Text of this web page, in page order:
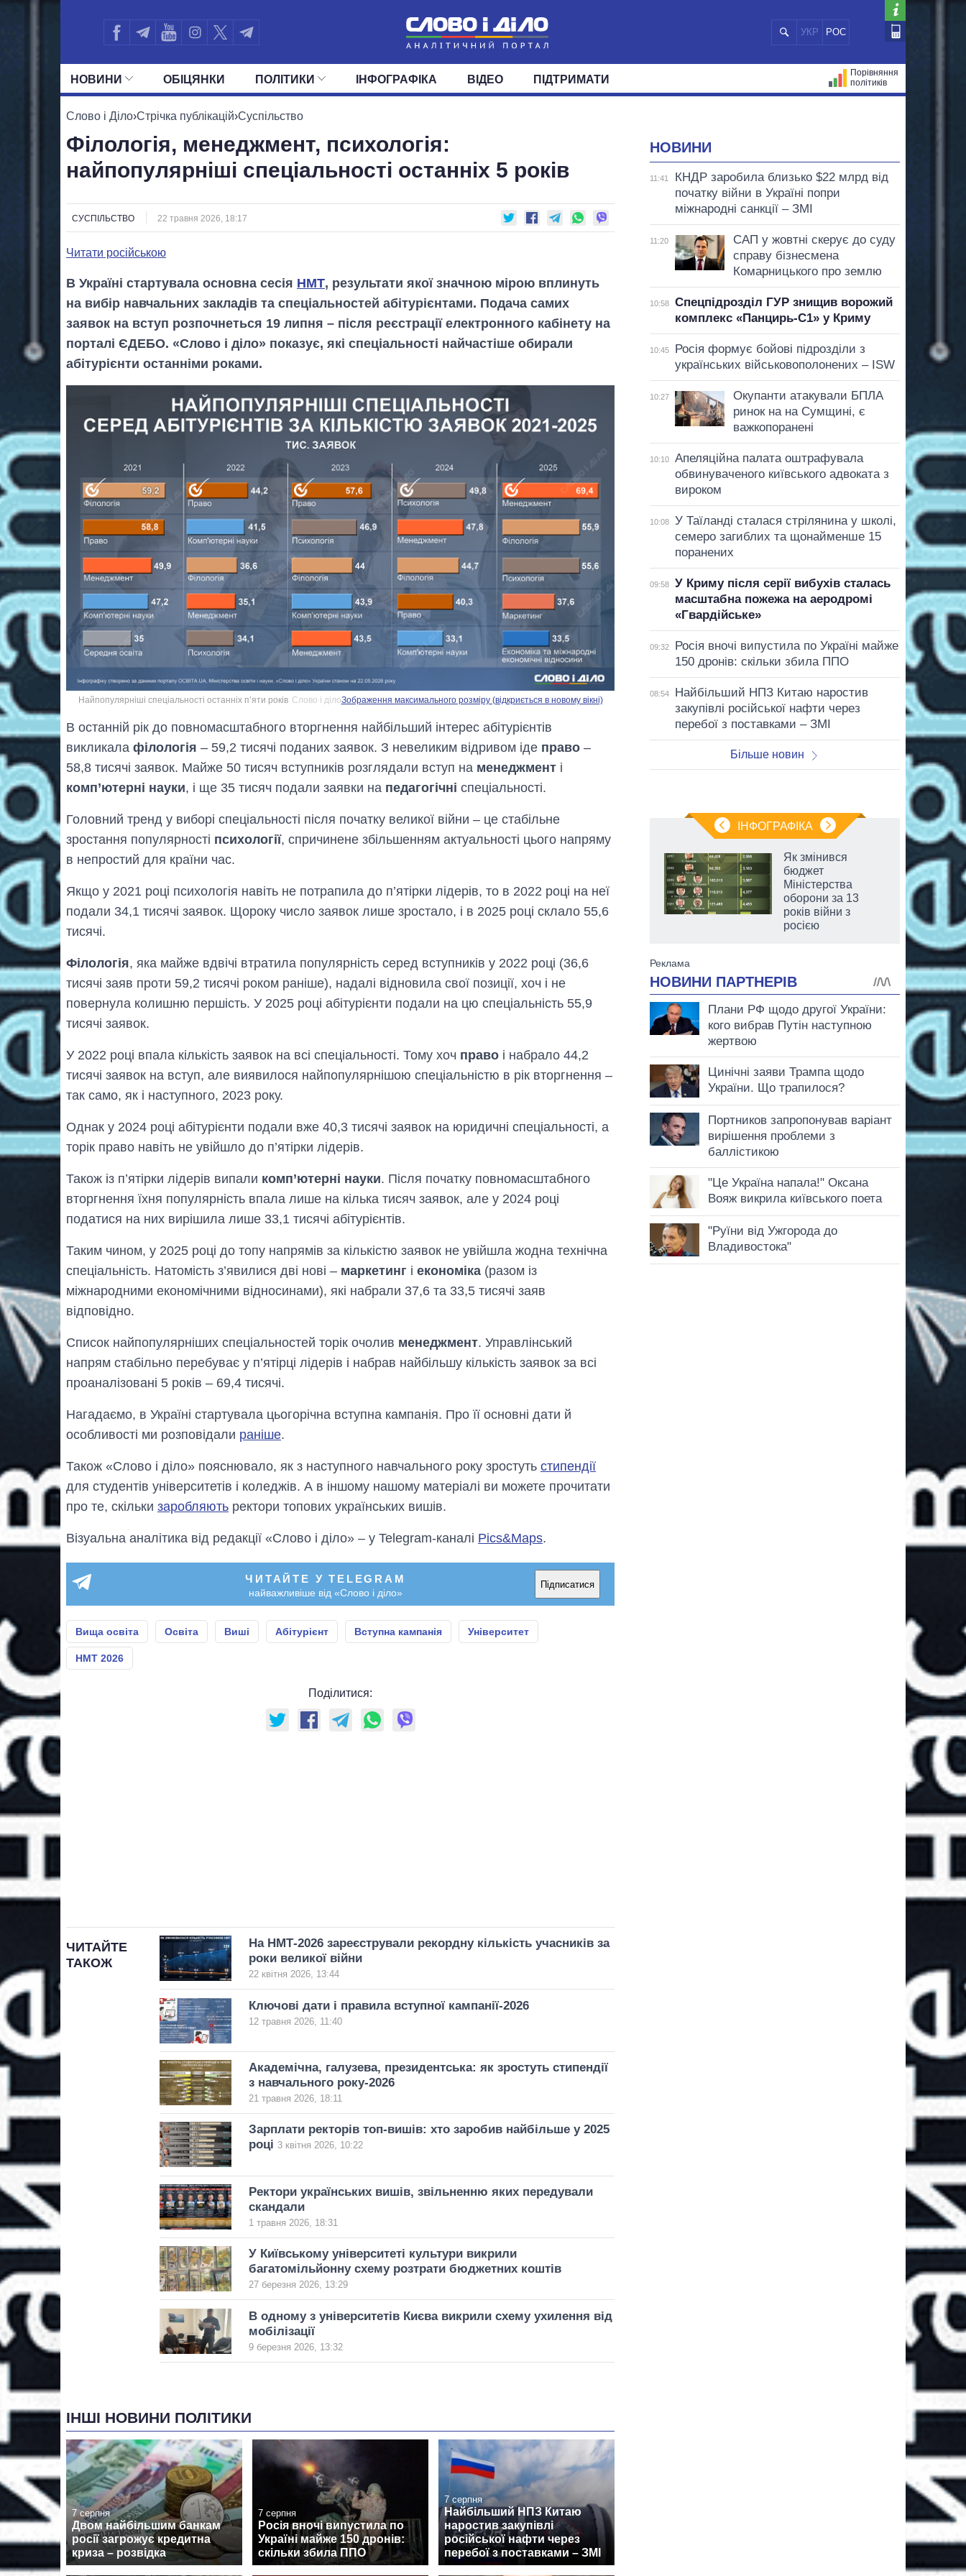
УКР РОС
НОВИНИ
ПОЛІТИКА ЕКОНОМІКА
ОБIЦЯНКИ ПОЛIТИКИ
УСІ ПОЛІТИКИ ПРЕЗИДЕНТ І ОФІС
ДЕПУТАТИ КОМІТЕТИ
ІНФОГРАФІКА ВІДЕО ПІДТРИМАТИ
Порівняння
політиків
Слово і Діло›Стрічка публікацій›Суспільство
Філологія, менеджмент, психологія:
найпопулярніші спеціальності останніх 5 років
СУСПІЛЬСТВО 22 травня 2026, 18:17
Читати російською
В Україні стартувала основна сесія НМТ, результати якої значною мірою вплинуть
на вибір навчальних закладів та спеціальностей абітурієнтами. Подача самих
заявок на вступ розпочнеться 19 липня – після реєстрації електронного кабінету на
порталі ЄДЕБО. «Слово і діло» показує, які спеціальності найчастіше обирали
абітурієнти останніми роками.
Найпопулярніші спеціальності останніх п’яти років Слово і ділоЗображення максимального розміру (відкриється в новому вікні)
В останній рік до повномасштабного вторгнення найбільший інтерес абітурієнтів
викликала філологія – 59,2 тисячі поданих заявок. З невеликим відривом іде право –
58,8 тисячі заявок. Майже 50 тисяч вступників розглядали вступ на менеджмент і
комп’ютерні науки, і ще 35 тисяч подали заявки на педагогічні спеціальності.
Головний тренд у виборі спеціальності після початку великої війни – це стабільне
зростання популярності психології, спричинене збільшенням актуальності цього напряму
в непростий для країни час.
Якщо у 2021 році психологія навіть не потрапила до п’ятірки лідерів, то в 2022 році на неї
подали 34,1 тисячі заявок. Щороку число заявок лише зростало, і в 2025 році склало 55,6
тисячі.
Філологія, яка майже вдвічі втратила популярність серед вступників у 2022 році (36,6
тисячі заяв проти 59,2 тисячі роком раніше), надалі відновила свої позиції, хоч і не
повернула колишню першість. У 2025 році абітурієнти подали на цю спеціальність 55,9
тисячі заявок.
У 2022 році впала кількість заявок на всі спеціальності. Тому хоч право і набрало 44,2
тисячі заявок на вступ, але виявилося найпопулярнішою спеціальністю в рік вторгнення –
так само, як і наступного, 2023 року.
Однак у 2024 році абітурієнти подали вже 40,3 тисячі заявок на юридичні спеціальності, а
торік право навіть не увійшло до п’ятірки лідерів.
Також із п’ятірки лідерів випали комп’ютерні науки. Після початку повномасштабного
вторгнення їхня популярність впала лише на кілька тисяч заявок, але у 2024 році
податися на них вирішила лише 33,1 тисячі абітурієнтів.
Таким чином, у 2025 році до топу напрямів за кількістю заявок не увійшла жодна технічна
спеціальність. Натомість з’явилися дві нові – маркетинг і економіка (разом із
міжнародними економічними відносинами), які набрали 37,6 та 33,5 тисячі заяв
відповідно.
Список найпопулярніших спеціальностей торік очолив менеджмент. Управлінський
напрям стабільно перебуває у п’ятірці лідерів і набрав найбільшу кількість заявок за всі
проаналізовані 5 років – 69,4 тисячі.
Нагадаємо, в Україні стартувала цьогорічна вступна кампанія. Про її основні дати й
особливості ми розповідали раніше.
Також «Слово і діло» пояснювало, як з наступного навчального року зростуть стипендії
для студентів університетів і коледжів. А в іншому нашому матеріалі ви можете прочитати
про те, скільки заробляють ректори топових українських вишів.
Візуальна аналітика від редакції «Слово і діло» – у Telegram-каналі Pics&Maps.
ЧИТАЙТЕ У TELEGRAM
найважливіше від «Слово і діло»
Підписатися
Вища освіта Освіта Виші Абітурієнт Вступна кампанія Університет
НМТ 2026
Поділитися:
ЧИТАЙТЕ
ТАКОЖ
На НМТ-2026 зареєстрували рекордну кількість учасників за
роки великої війни
22 квітня 2026, 13:44
Ключові дати і правила вступної кампанії-2026
12 травня 2026, 11:40
Академічна, галузева, президентська: як зростуть стипендії
з навчального року-2026
21 травня 2026, 18:11
Зарплати ректорів топ-вишів: хто заробив найбільше у 2025
році 3 квітня 2026, 10:22
Ректори українських вишів, звільненню яких передували
скандали
1 травня 2026, 18:31
У Київському університеті культури викрили
багатомільйонну схему розтрати бюджетних коштів
27 березня 2026, 13:29
В одному з університетів Києва викрили схему ухилення від
мобілізації
9 березня 2026, 13:32
ІНШІ НОВИНИ ПОЛІТИКИ
7 серпня
Двом найбільшим банкам
росії загрожує кредитна
криза – розвідка
7 серпня
Росія вночі випустила по
Україні майже 150 дронів:
скільки збила ППО
7 серпня
Найбільший НПЗ Китаю
наростив закупівлі
російської нафти через
перебої з поставками – ЗМІ
НОВИНИ
11:41
КНДР заробила близько $22 млрд від
початку війни в Україні попри
міжнародні санкції – ЗМІ
11:20
САП у жовтні скерує до суду
справу бізнесмена
Комарницького про землю
10:58
Спецпідрозділ ГУР знищив ворожий
комплекс «Панцирь-С1» у Криму
10:45
Росія формує бойові підрозділи з
українських військовополонених – ISW
10:27
Окупанти атакували БПЛА
ринок на на Сумщині, є
важкопоранені
10:10
Апеляційна палата оштрафувала
обвинуваченого київського адвоката з
вироком
10:08
У Таїланді сталася стрілянина у школі,
семеро загиблих та щонайменше 15
поранених
09:58
У Криму після серії вибухів сталась
масштабна пожежа на аеродромі
«Гвардійське»
09:32
Росія вночі випустила по Україні майже
150 дронів: скільки збила ППО
08:54
Найбільший НПЗ Китаю наростив
закупівлі російської нафти через
перебої з поставками – ЗМІ
Більше новин
ІНФОГРАФІКА
вступників на
бакалаврат,
магістратуру та
Як змінився
бюджет
Міністерства
оборони за 13
років війни з
росією